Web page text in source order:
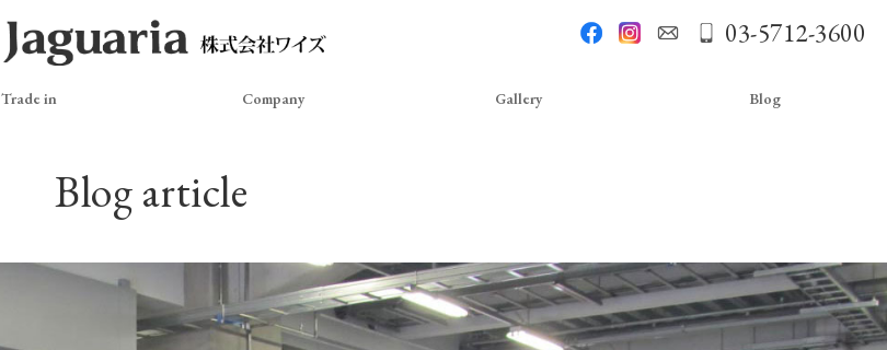
Trade in Company Gallery Blog
Blog article
03-5712-3600